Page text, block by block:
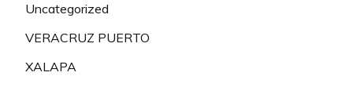
Uncategorized
VERACRUZ PUERTO
XALAPA